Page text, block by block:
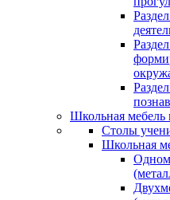
Школьная мебель
Столы
Школьная